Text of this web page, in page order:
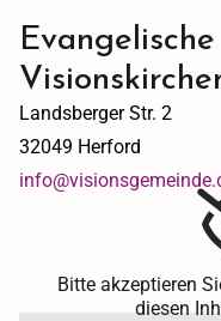
Evangelische
Landsberger Str. 2
32049 Herford
Bitte akzeptieren
diesen